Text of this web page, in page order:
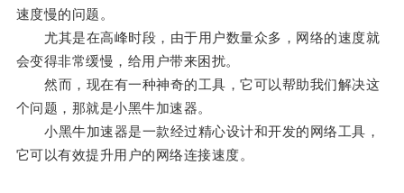
速度慢的问题。
尤其是在高峰时段，由于用户数量众多，网络的速度就
会变得非常缓慢，给用户带来困扰。
然而，现在有一种神奇的工具，它可以帮助我们解决这
个问题，那就是小黑牛加速器。
小黑牛加速器是一款经过精心设计和开发的网络工具，
它可以有效提升用户的网络连接速度。